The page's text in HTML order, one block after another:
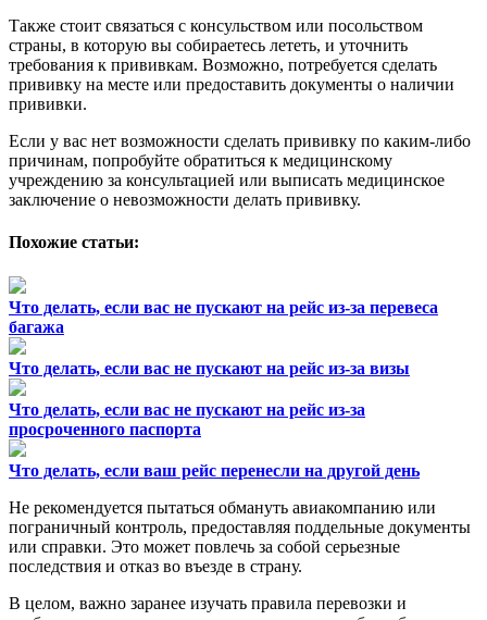
Также стоит связаться с консульством или посольством
страны, в которую вы собираетесь лететь, и уточнить
требования к прививкам. Возможно, потребуется сделать
прививку на месте или предоставить документы о наличии
прививки.
Если у вас нет возможности сделать прививку по каким-либо
причинам, попробуйте обратиться к медицинскому
учреждению за консультацией или выписать медицинское
заключение о невозможности делать прививку.
Похожие статьи:
Что делать, если вас не пускают на рейс из-за перевеса
багажа
Что делать, если вас не пускают на рейс из-за визы
Что делать, если вас не пускают на рейс из-за
просроченного паспорта
Что делать, если ваш рейс перенесли на другой день
Не рекомендуется пытаться обмануть авиакомпанию или
пограничный контроль, предоставляя поддельные документы
или справки. Это может повлечь за собой серьезные
последствия и отказ во въезде в страну.
В целом, важно заранее изучать правила перевозки и